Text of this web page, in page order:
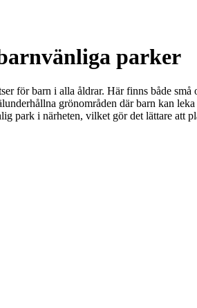
parker
för barn i alla åldrar. Här finns både
grönområden där barn kan
park i närheten, vilket gör det lättare att